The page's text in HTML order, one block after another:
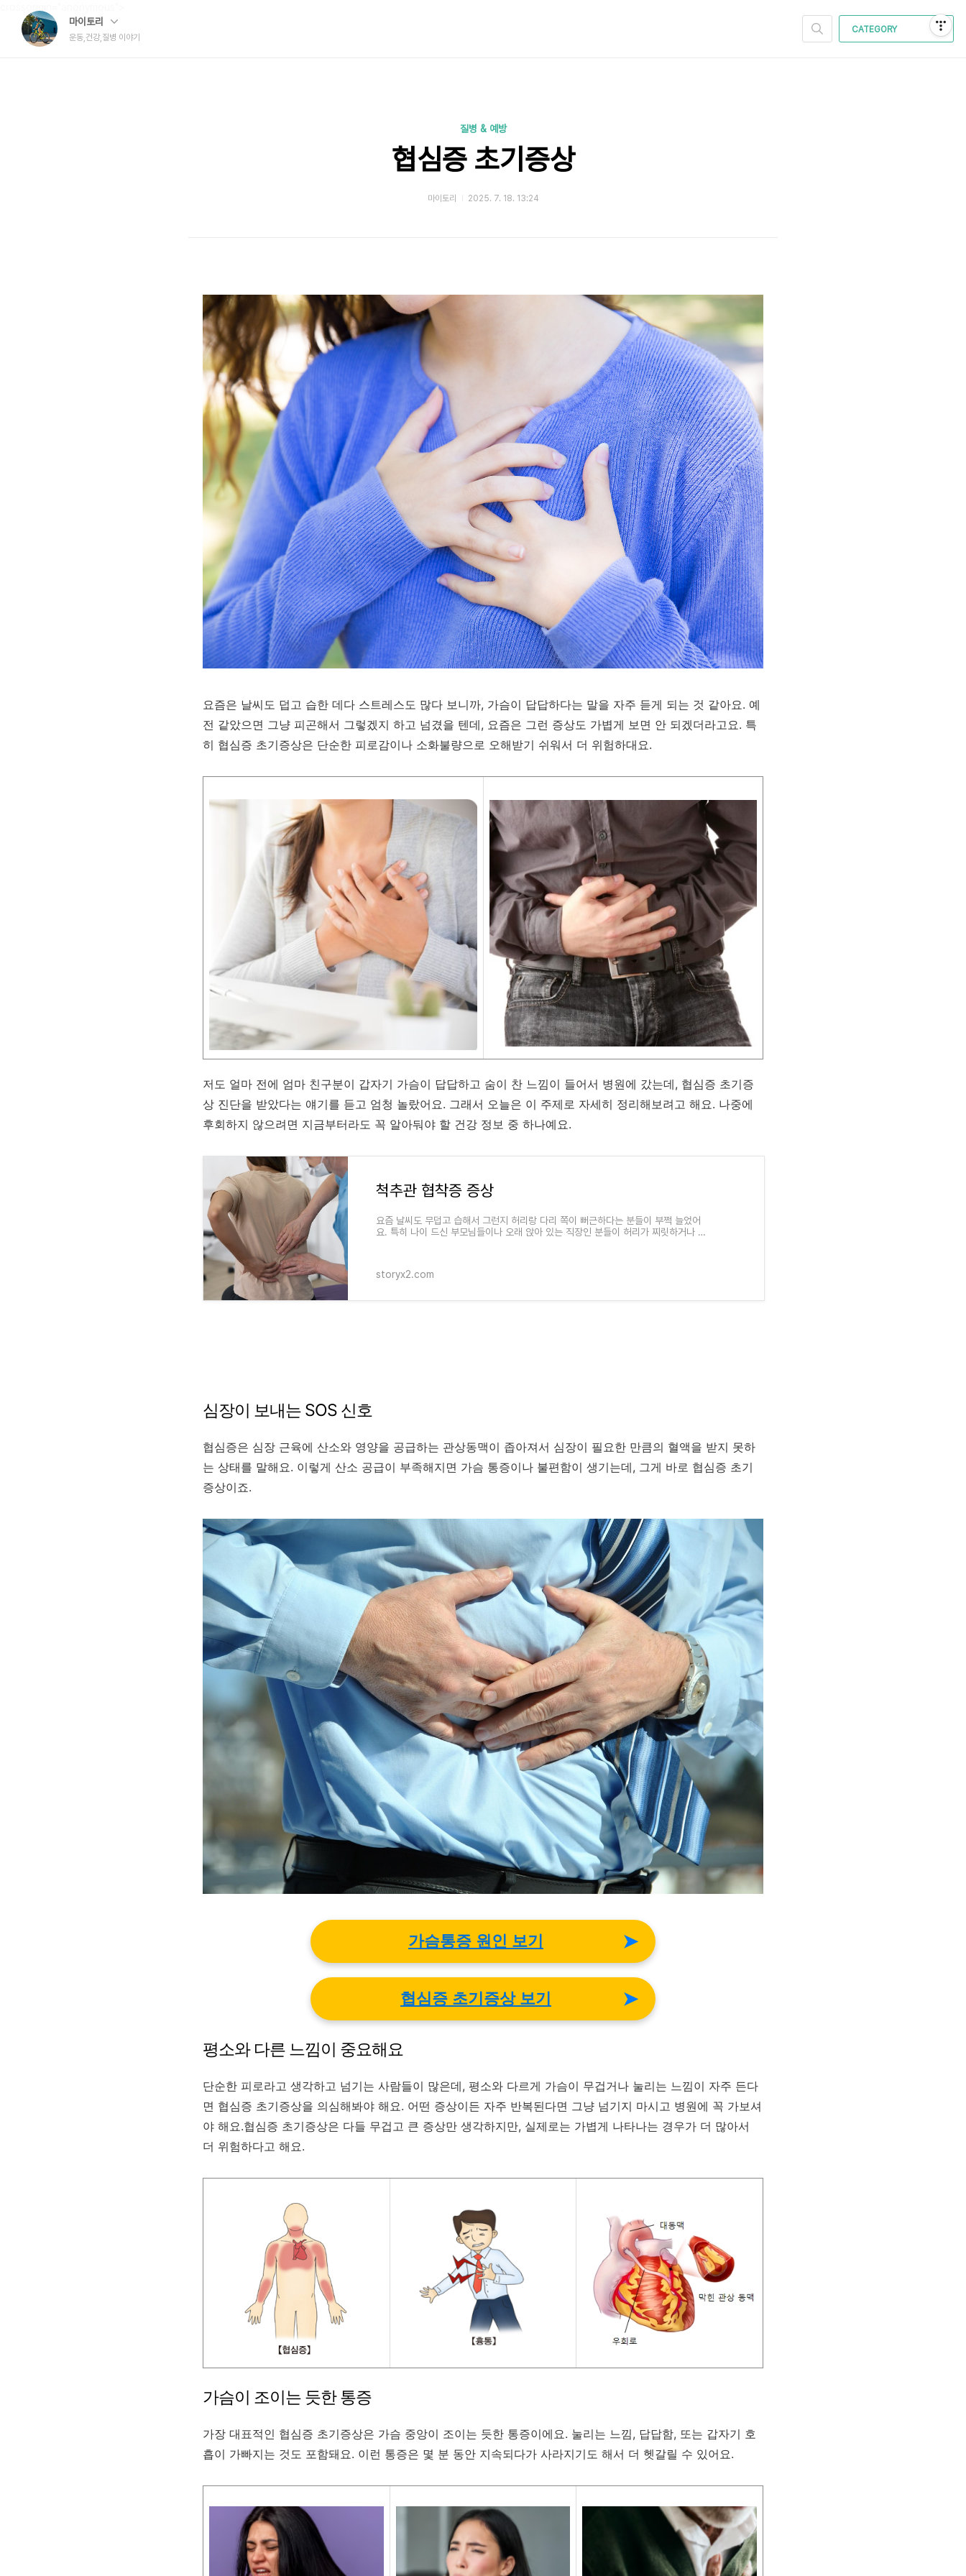
마이토리
운동,건강,질병 이야기
CATEGORY
질병 & 예방
협심증 초기증상
마이토리 2025. 7. 18. 13:24
요즘은 날씨도 덥고 습한 데다 스트레스도 많다 보니까, 가슴이 답답하다는 말을 자주 듣게 되는 것 같아요. 예
전 같았으면 그냥 피곤해서 그렇겠지 하고 넘겼을 텐데, 요즘은 그런 증상도 가볍게 보면 안 되겠더라고요. 특
히 협심증 초기증상은 단순한 피로감이나 소화불량으로 오해받기 쉬워서 더 위험하대요.
저도 얼마 전에 엄마 친구분이 갑자기 가슴이 답답하고 숨이 찬 느낌이 들어서 병원에 갔는데, 협심증 초기증
상 진단을 받았다는 얘기를 듣고 엄청 놀랐어요. 그래서 오늘은 이 주제로 자세히 정리해보려고 해요. 나중에
후회하지 않으려면 지금부터라도 꼭 알아둬야 할 건강 정보 중 하나예요.
척추관 협착증 증상
요즘 날씨도 무덥고 습해서 그런지 허리랑 다리 쪽이 뻐근하다는 분들이 부쩍 늘었어
요. 특히 나이 드신 부모님들이나 오래 앉아 있는 직장인 분들이 허리가 찌릿하거나 다
storyx2.com
심장이 보내는 SOS 신호
협심증은 심장 근육에 산소와 영양을 공급하는 관상동맥이 좁아져서 심장이 필요한 만큼의 혈액을 받지 못하
는 상태를 말해요. 이렇게 산소 공급이 부족해지면 가슴 통증이나 불편함이 생기는데, 그게 바로 협심증 초기
증상이죠.
가슴통증 원인 보기 ➤
협심증 초기증상 보기 ➤
평소와 다른 느낌이 중요해요
단순한 피로라고 생각하고 넘기는 사람들이 많은데, 평소와 다르게 가슴이 무겁거나 눌리는 느낌이 자주 든다
면 협심증 초기증상을 의심해봐야 해요. 어떤 증상이든 자주 반복된다면 그냥 넘기지 마시고 병원에 꼭 가보셔
야 해요.협심증 초기증상은 다들 무겁고 큰 증상만 생각하지만, 실제로는 가볍게 나타나는 경우가 더 많아서
더 위험하다고 해요.
가슴이 조이는 듯한 통증
가장 대표적인 협심증 초기증상은 가슴 중앙이 조이는 듯한 통증이에요. 눌리는 느낌, 답답함, 또는 갑자기 호
흡이 가빠지는 것도 포함돼요. 이런 통증은 몇 분 동안 지속되다가 사라지기도 해서 더 헷갈릴 수 있어요.